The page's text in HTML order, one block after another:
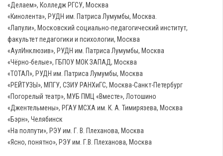
«Делаем», Колледж РГСУ, Москва
«Кинолента», РУДН им. Патриса Лумумбы, Москва.
«Лапули», Московский социально-педагогический институт,
факультет педагогики и психологии, Москва
«АулИнклюзив», РУДН им. Патриса Лумумбы, Москва
«Чёрно-белые», ГБПОУ МОК ЗАПАД, Москва
«ТОТАЛ», РУДН им. Патриса Лумумбы, Москва
«РЕЙТУЗЫ», МПГУ, СЗИУ РАНХиГС, Москва-Санкт-Петербург
«Погорелый театр», МУБ ПМЦ «Вместе», Лотошино
«Джентельмены», РГАУ МСХА им. К. А. Тимирязева, Москва
«Бэрн», Челябинск
«На полпути», РЭУ им. Г. В. Плеханова, Москва
«Ясно, понятно», РЭУ им. Г.В. Плеханова, Москва